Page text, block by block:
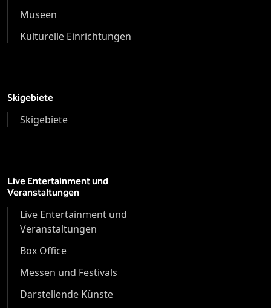
Museen
Kulturelle Einrichtungen
Skigebiete
Skigebiete
Live Entertainment und
Veranstaltungen
Live Entertainment und
Veranstaltungen
Box Office
Messen und Festivals
Darstellende Künste